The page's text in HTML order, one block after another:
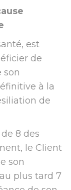
est
de
son
à la
de
8 des
le Client
son
plus tard 7